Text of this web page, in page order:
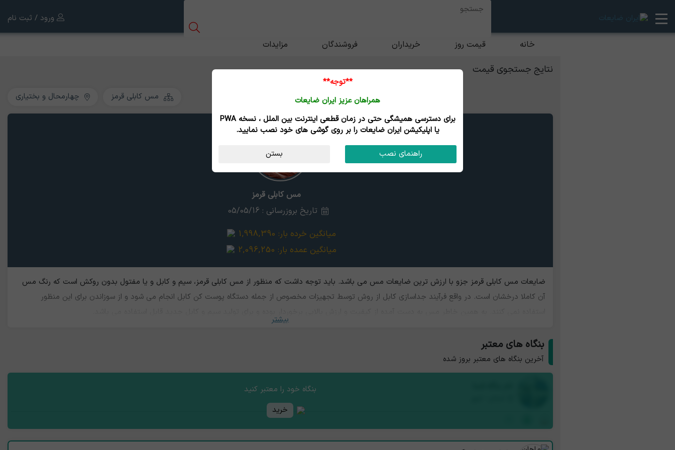
ورود / ثبت نام
خانه قیمت روز خریداران فروشندگان مزایدات
نتایج جستجوی قیمت
مس کابلی قرمز چهارمحال و بختیاری
مس کابلی قرمز
تاریخ بروزرسانی : 05/05/16
میانگین خرده بار: 1,998,390
میانگین عمده بار: 2,096,250
ضایعات مس کابلی قرمز جزو با ارزش ترین ضایعات مس می باشد. باید توجه داشت که منظور از مس کابلی قرمز، سیم و کابل و یا مفتول بدون روکش است که رنگ مس
آن کاملا درخشان است. در واقع فرآیند جداسازی کابل از روش توسط تجهیزات مخصوص از جمله دستگاه پوست کن کابل انجام می شود و از سوزاندن برای اين منظور
بیشتر
بنگاه های معتبر
آخرین بنگاه های معتبر بروز شده
بنگاه خود را معتبر کنید
خرید
**توجه**
همراهان عزیز ایران ضایعات
برای دسترسی همیشگی حتی در زمان قطعی اینترنت بین الملل ، نسخه PWA
یا اپلیکیشن ایران ضایعات را بر روی گوشی های خود نصب نمایید.
راهنمای نصب بستن